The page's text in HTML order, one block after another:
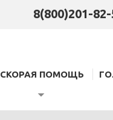
8(800)201-82-
СКОРАЯ ПОМОЩЬ